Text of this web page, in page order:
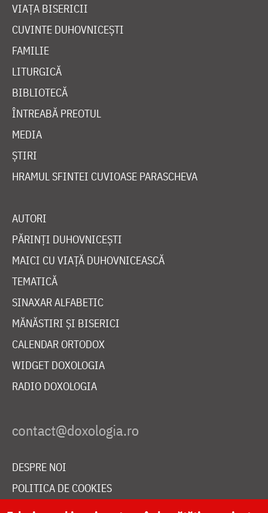
VIAȚA BISERICII
CUVINTE DUHOVNICEȘTI
FAMILIE
LITURGICĂ
BIBLIOTECĂ
ÎNTREABĂ PREOTUL
MEDIA
ȘTIRI
HRAMUL SFINTEI CUVIOASE PARASCHEVA
AUTORI
PĂRINȚI DUHOVNICEȘTI
MAICI CU VIAȚĂ DUHOVNICEASCĂ
TEMATICĂ
SINAXAR ALFABETIC
MĂNĂSTIRI ȘI BISERICI
CALENDAR ORTODOX
WIDGET DOXOLOGIA
RADIO DOXOLOGIA
DESPRE NOI
POLITICA DE COOKIES
DONEAZĂ ONLINE PENTRU CATEDRALA NAȚIONALĂ